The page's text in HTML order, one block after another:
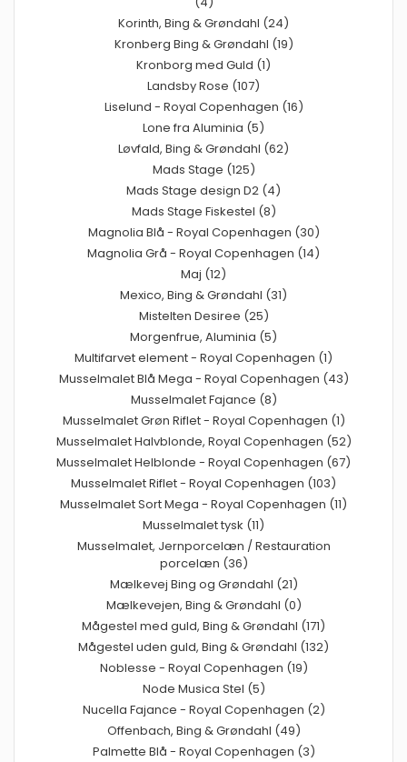
Korinth, Bing & Grøndahl (24)
Kronberg Bing & Grøndahl (19)
Kronborg med Guld (1)
Landsby Rose (107)
Liselund - Royal Copenhagen (16)
Lone fra Aluminia (5)
Løvfald, Bing & Grøndahl (62)
Mads Stage (125)
Mads Stage design D2 (4)
Mads Stage Fiskestel (8)
Magnolia Blå - Royal Copenhagen (30)
Magnolia Grå - Royal Copenhagen (14)
Maj (12)
Mexico, Bing & Grøndahl (31)
Mistelten Desiree (25)
Morgenfrue, Aluminia (5)
Multifarvet element - Royal Copenhagen (1)
Musselmalet Blå Mega - Royal Copenhagen (43)
Musselmalet Fajance (8)
Musselmalet Grøn Riflet - Royal Copenhagen (1)
Musselmalet Halvblonde, Royal Copenhagen (52)
Musselmalet Helblonde - Royal Copenhagen (67)
Musselmalet Riflet - Royal Copenhagen (103)
Musselmalet Sort Mega - Royal Copenhagen (11)
Musselmalet tysk (11)
Musselmalet, Jernporcelæn / Restauration
porcelæn (36)
Mælkevej Bing og Grøndahl (21)
Mælkevejen, Bing & Grøndahl (0)
Mågestel med guld, Bing & Grøndahl (171)
Mågestel uden guld, Bing & Grøndahl (132)
Noblesse - Royal Copenhagen (19)
Node Musica Stel (5)
Nucella Fajance - Royal Copenhagen (2)
Offenbach, Bing & Grøndahl (49)
Palmette Blå - Royal Copenhagen (3)